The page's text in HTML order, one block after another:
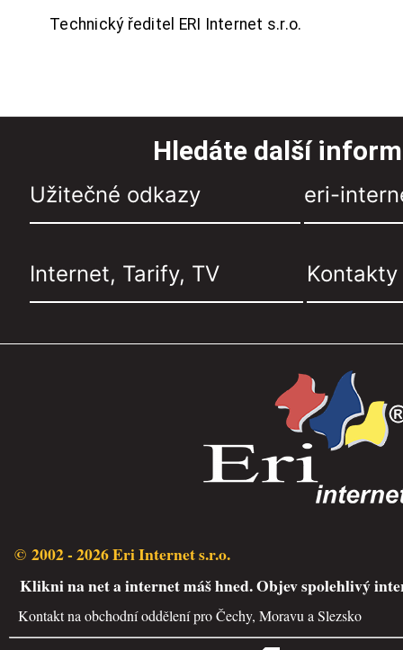
Technický ředitel ERI Internet s.r.o.
Hledáte další
Užitečné odkazy eri-
Internet, Tarify, TV Kontakty
© 2002 - 2026 Eri Internet s.r.o.
Klikni na net a internet máš hned. Objev spolehlivý
Kontakt na obchodní oddělení pro Čechy, Moravu a Slezsko